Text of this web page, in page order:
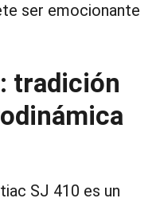
ser emocionante
tradición
SJ 410 es un